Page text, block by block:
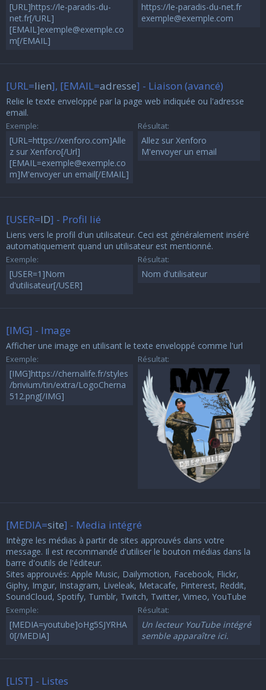
[URL]https://le-paradis-du-
net.fr[/URL]
[EMAIL]exemple@exemple.co
m[/EMAIL]
https://le-paradis-du-net.fr
exemple@exemple.com
[URL=lien], [EMAIL=adresse] - Liaison (avancé)
Relie le texte enveloppé par la page web indiquée ou l'adresse
email.
Exemple:
[URL=https://xenforo.com]Alle
z sur Xenforo[/Url]
[EMAIL=exemple@exemple.co
m]M'envoyer un email[/EMAIL]
Résultat:
Allez sur Xenforo
M'envoyer un email
[USER=ID] - Profil lié
Liens vers le profil d'un utilisateur. Ceci est généralement inséré
automatiquement quand un utilisateur est mentionné.
Exemple:
[USER=1]Nom
d'utilisateur[/USER]
Résultat:
Nom d'utilisateur
[IMG] - Image
Afficher une image en utilisant le texte enveloppé comme l'url
Exemple:
[IMG]https://chernalife.fr/styles
/brivium/tin/extra/LogoCherna
512.png[/IMG]
Résultat:
[MEDIA=site] - Media intégré
Intègre les médias à partir de sites approuvés dans votre
message. Il est recommandé d'utiliser le bouton médias dans la
barre d'outils de l'éditeur.
Sites approuvés: Apple Music, Dailymotion, Facebook, Flickr,
Giphy, Imgur, Instagram, Liveleak, Metacafe, Pinterest, Reddit,
SoundCloud, Spotify, Tumblr, Twitch, Twitter, Vimeo, YouTube
Exemple:
[MEDIA=youtube]oHg5SJYRHA
0[/MEDIA]
Résultat:
Un lecteur YouTube intégré
semble apparaître ici.
[LIST] - Listes